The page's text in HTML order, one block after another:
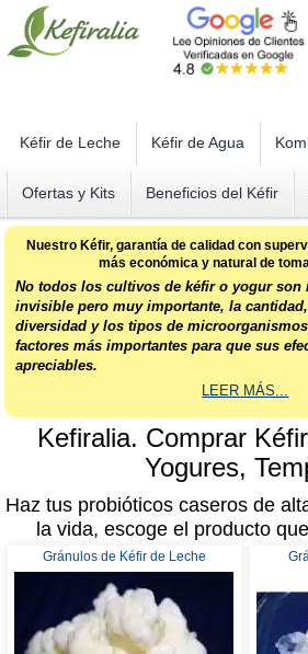
Kéfir de Leche Kéfir de Agua
Ofertas y Kits Beneficios del Kéfir
Nuestro Kéfir, garantía de calidad con
más económica y natural de
No todos los cultivos de kéfir o yogur son
invisible pero muy importante, la
diversidad y los tipos de
factores más importantes para que sus
apreciables.
LEER MÁS...
Kefiralia. Comprar
Yogures,
Haz tus probióticos caseros de
la vida, escoge el producto
Gránulos de Kéfir de Leche